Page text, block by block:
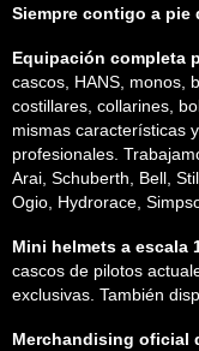
Siempre contigo a
Equipación completa
cascos, HANS, monos,
costillares, collarines,
mismas características
profesionales.
Arai, Schuberth, Bell,
Ogio, Hydrorace,
Mini helmets a escala
cascos de pilotos
exclusivas. También
Merchandising oficial